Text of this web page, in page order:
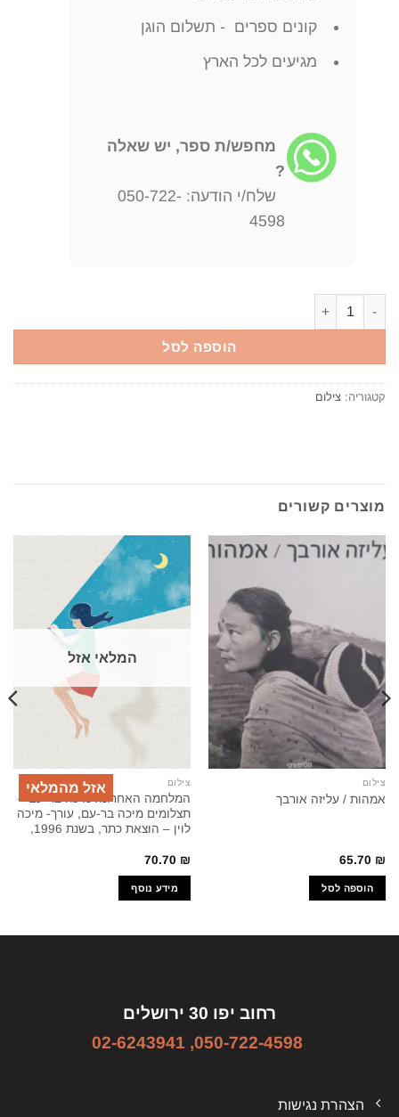
קונים ספרים - תשלום הוגן
מגיעים לכל הארץ
מחפש/ת ספר, יש שאלה
?
שלח/י הודעה: 050-722-
4598
הוספה לסל
קטגוריה: צילום
מוצרים קשורים
צילום
אמהות / עליזה אורבך
65.70 ₪
הוספה לסל
המלאי אזל
אזל מהמלאי צילום
המלחמה האחרונה מיכה בר-עם –
תצלומים מיכה בר-עם, עורך- מיכה
לוין – הוצאת כתר, בשנת 1996,
70.70 ₪
מידע נוסף
רחוב יפו 30 ירושלים
050-722-4598
,
02-6243941
הצהרת נגישות